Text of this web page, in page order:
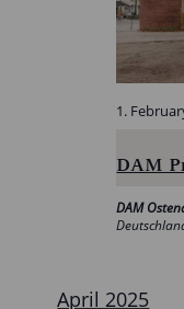
DAM
1.
DAM
April 2025